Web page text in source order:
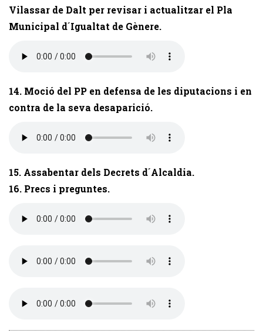
Vilassar de Dalt per revisar i actualitzar el Pla
Municipal d´Igualtat de Gènere.
14. Moció del PP en defensa de les diputacions i en
contra de la seva desaparició.
15. Assabentar dels Decrets d´Alcaldia.
16. Precs i preguntes.